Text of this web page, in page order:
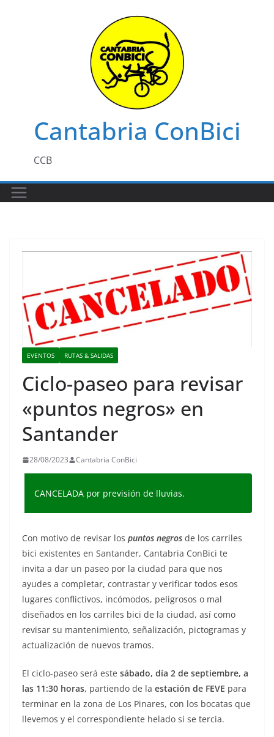
Cantabria ConBici
CCB
EVENTOS RUTAS & SALIDAS
Ciclo-paseo para revisar
«puntos negros» en
Santander
28/08/2023 Cantabria ConBici
CANCELADA por previsión de lluvias.
Con motivo de revisar los puntos negros de los carriles
bici existentes en Santander, Cantabria ConBici te
invita a dar un paseo por la ciudad para que nos
ayudes a completar, contrastar y verificar todos esos
lugares conflictivos, incómodos, peligrosos o mal
diseñados en los carriles bici de la ciudad, así como
revisar su mantenimiento, señalización, pictogramas y
actualización de nuevos tramos.
El ciclo-paseo será este sábado, día 2 de septiembre, a
las 11:30 horas, partiendo de la estación de FEVE para
terminar en la zona de Los Pinares, con los bocatas que
llevemos y el correspondiente helado si se tercia.